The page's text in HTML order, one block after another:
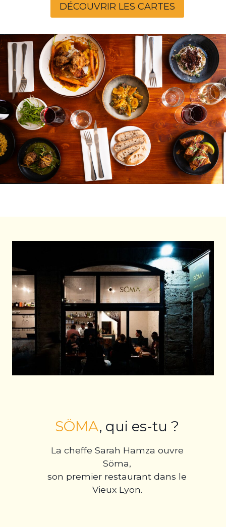
DÉCOUVRIR LES CARTES
SÖMA, qui es-tu ?
La cheffe Sarah Hamza ouvre
Söma,
son premier restaurant dans le
Vieux Lyon.